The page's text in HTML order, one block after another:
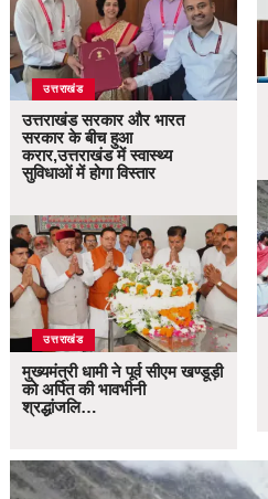
उत्तराखंड
उत्तराखंड सरकार और भारत
सरकार के बीच हुआ
करार,उत्तराखंड में स्वास्थ्य
सुविधाओं में होगा विस्तार
उत्तराखंड
मुख्यमंत्री धामी ने पूर्व सीएम खण्डूड़ी
को अर्पित की भावभीनी
श्रद्धांजलि…